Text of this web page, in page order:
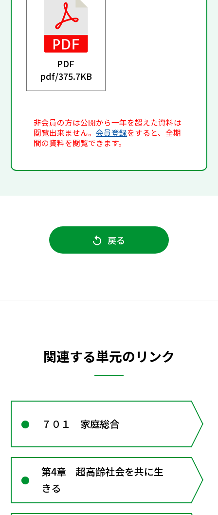
PDF
pdf/375.7KB
非会員の方は公開から一年を超えた資料は
閲覧出来ません。会員登録をすると、全期
間の資料を閲覧できます。
戻る
関連する単元のリンク
７０１ 家庭総合
第4章 超高齢社会を共に生
きる